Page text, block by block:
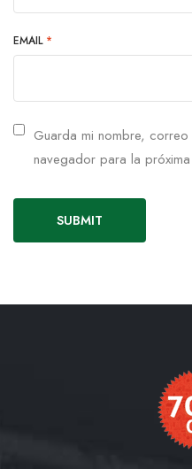
EMAIL *
Guarda mi nombre,
navegador para la